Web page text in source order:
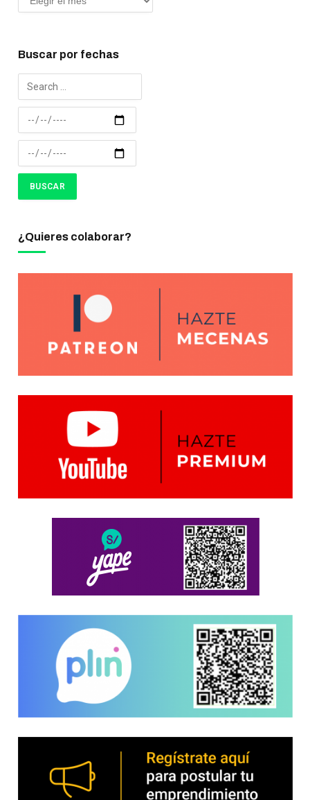
Buscar por fechas
¿Quieres colaborar?